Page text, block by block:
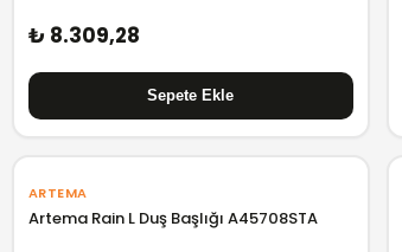
₺ 8.309,28
ARTEMA
Artema Rain L Duş Başlığı A45708STA